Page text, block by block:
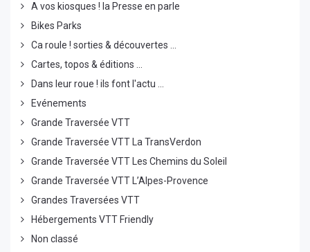
A vos kiosques ! la Presse en parle
Bikes Parks
Ca roule ! sorties & découvertes ...
Cartes, topos & éditions ...
Dans leur roue ! ils font l'actu ...
Evénements
Grande Traversée VTT
Grande Traversée VTT La TransVerdon
Grande Traversée VTT Les Chemins du Soleil
Grande Traversée VTT L’Alpes-Provence
Grandes Traversées VTT
Hébergements VTT Friendly
Non classé